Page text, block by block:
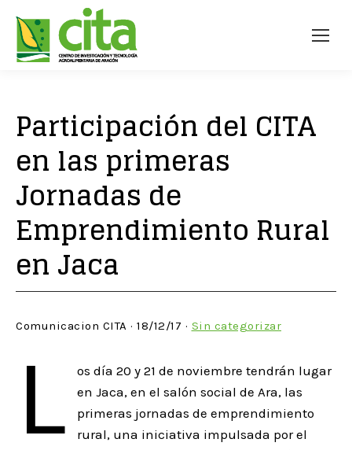
Participación del CITA
en las primeras
Jornadas de
Emprendimiento Rural
en Jaca
Comunicacion CITA · 18/12/17 · Sin categorizar
L
os día 20 y 21 de noviembre tendrán lugar
en Jaca, en el salón social de Ara, las
primeras jornadas de emprendimiento
rural, una iniciativa impulsada por el